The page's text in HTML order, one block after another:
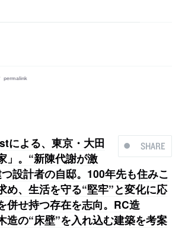
permalink
SHARE
による、東京・大田
」。“新陳代謝が激
設計者の自邸。100年先も住みこ
め、生活を守る“堅牢”と変化に応
併せ持つ存在を志向。RC造
造の“床壁”を入れ込む建築を考案